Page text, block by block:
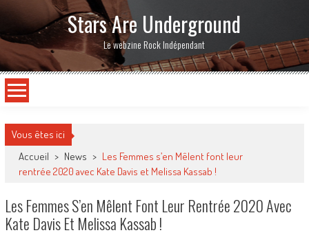
Stars Are Underground
Le webzine Rock Indépendant
Vous êtes ici
Accueil > News > Les Femmes s’en Mêlent font leur
rentrée 2020 avec Kate Davis et Melissa Kassab !
Les Femmes S’en Mêlent Font Leur Rentrée 2020 Avec
Kate Davis Et Melissa Kassab !